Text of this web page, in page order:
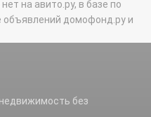
на авито.ру, в базе по
объявлений домофонд.ру и
без